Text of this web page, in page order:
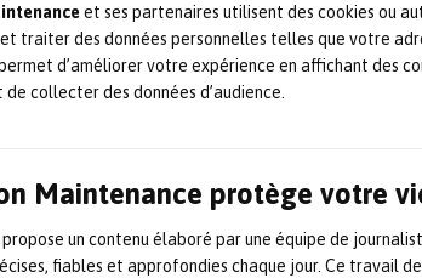
et ses partenaires utilisent des cookies ou
traiter des données personnelles telles que votre
d’améliorer votre expérience en affichant des
collecter des données d’audience.
Maintenance protège votre
un contenu élaboré par une équipe de
fiables et approfondies chaque jour. Ce travail
Maintenance
Les résultats du test s’affichent […]
en association avec lasociété Spat, organise la 24e
Veille et de l’Intelligence Economique.
i-expo propose des conférences plénières et […]